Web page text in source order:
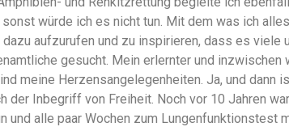
würde ich es nicht tun. Mit dem was ich
aufzurufen und zu inspirieren, dass es
gesucht. Mein erlernter und
meine Herzensangelegenheiten. Ja, und
Inbegriff von Freiheit. Noch vor 10 Jahren
und alle paar Wochen zum Lungenfunktionstest